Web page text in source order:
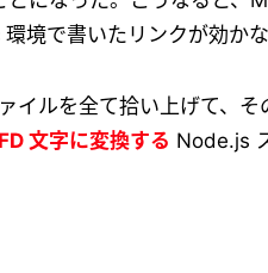
境で書いたリンクが効かな
イルを全て拾い上げて、そ
文字に変換する Node.js